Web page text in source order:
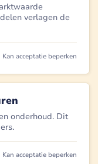
verlagen de
Kan acceptatie beperken
onderhoud. Dit
Kan acceptatie beperken